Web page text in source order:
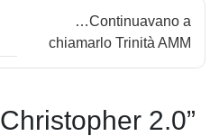
…Continuavano a
chiamarlo Trinità AMM
Christopher 2.0”